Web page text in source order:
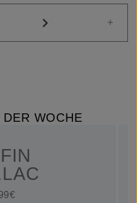
WOCHE